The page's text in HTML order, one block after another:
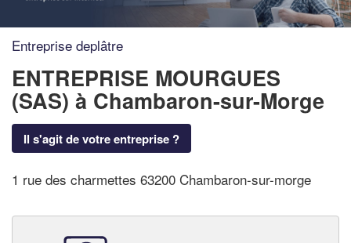
Entreprise deplâtre
ENTREPRISE MOURGUES
(SAS) à Chambaron-sur-Morge
Il s'agit de votre entreprise ?
1 rue des charmettes 63200 Chambaron-sur-morge